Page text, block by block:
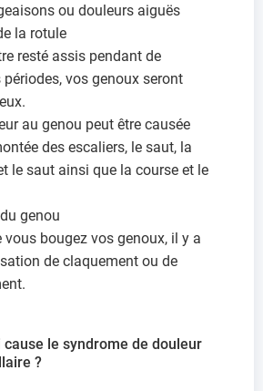
ou douleurs aiguës
la rotule
resté assis pendant de
périodes, vos genoux seront
au genou peut être causée
des escaliers, le saut, la
le saut ainsi que la course et le
genou
vous bougez vos genoux, il y a
de claquement ou de
cause le syndrome de douleur
?